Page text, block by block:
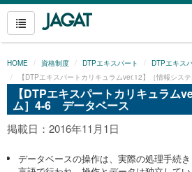
HOME 資格制度 DTPエキスパート
DTPエキス
【DTPエキスパートカリキュラムver.12】［情報シス
【DTPエキスパートカリキュラム
ム］4-6 データベース
掲載日：2016年11月1日
データベースの操作は、実際の処理手続